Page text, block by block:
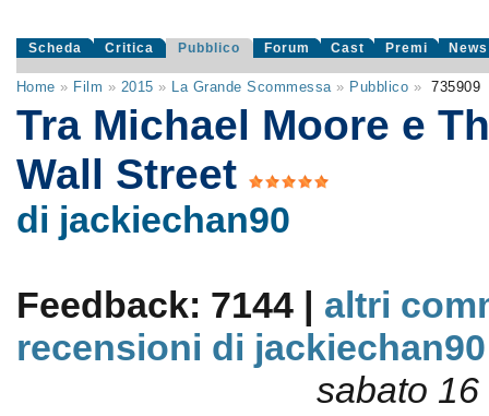
Scheda Critica Pubblico Forum Cast Premi News
Home » Film » 2015 » La Grande Scommessa» Pubblico » 735909
Tra Michael Moore e
Wall Street
di jackiechan90
Feedback: 7144 | altri
recensioni di jackiechan90
sabato